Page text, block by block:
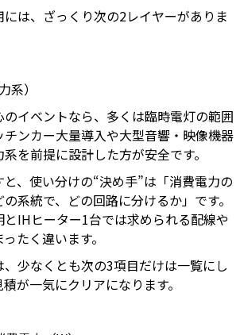
は、ざっくり次の2レイヤーがありま
系）
イベントなら、多くは臨時電灯の範囲
ンカー大量導入や大型音響・映像機器
を前提に設計した方が安全です。
、使い分けの“決め手”は「消費電力の
系統で、どの回路に分けるか」です。
IHヒーター1台では求められる配線や
たく違います。
少なくとも次の3項目だけは一覧にし
が一気にクリアになります。